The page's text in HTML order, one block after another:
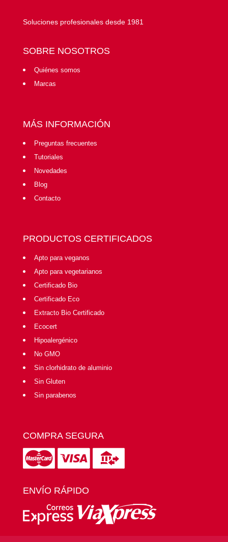
Soluciones profesionales desde 1981
SOBRE NOSOTROS
Quiénes somos
Marcas
MÁS INFORMACIÓN
Preguntas frecuentes
Tutoriales
Novedades
Blog
Contacto
PRODUCTOS CERTIFICADOS
Apto para veganos
Apto para vegetarianos
Certificado Bio
Certificado Eco
Extracto Bio Certificado
Ecocert
Hipoalergénico
No GMO
Sin clorhidrato de aluminio
Sin Gluten
Sin parabenos
COMPRA SEGURA
ENVÍO RÁPIDO